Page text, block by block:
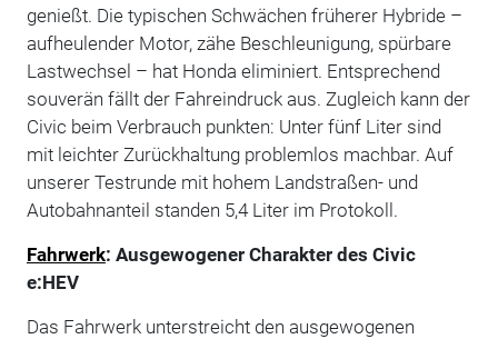
genießt. Die typischen Schwächen früherer Hybride –
aufheulender Motor, zähe Beschleunigung, spürbare
Lastwechsel – hat Honda eliminiert. Entsprechend
souverän fällt der Fahreindruck aus. Zugleich kann der
Civic beim Verbrauch punkten: Unter fünf Liter sind
mit leichter Zurückhaltung problemlos machbar. Auf
unserer Testrunde mit hohem Landstraßen- und
Autobahnanteil standen 5,4 Liter im Protokoll.
Fahrwerk: Ausgewogener Charakter des Civic
e:HEV
Das Fahrwerk unterstreicht den ausgewogenen